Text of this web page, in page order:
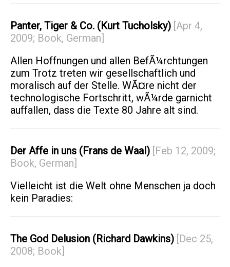
Panter, Tiger & Co. (Kurt Tucholsky) [Apr 4,
2009; Book, German]
Allen Hoffnungen und allen BefÃ¼rchtungen
zum Trotz treten wir gesellschaftlich und
moralisch auf der Stelle. WÃ¤re nicht der
technologische Fortschritt, wÃ¼rde garnicht
auffallen, dass die Texte 80 Jahre alt sind.
Der Affe in uns (Frans de Waal) [Feb 12, 2009;
Book, German]
Vielleicht ist die Welt ohne Menschen ja doch
kein Paradies:
The God Delusion (Richard Dawkins) [Dec 25,
2008; Book]